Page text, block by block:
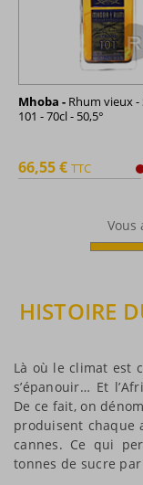
Mhoba - Rhum vieux -
101 - 70cl - 50,5°
66,55 € TTC
Vous
HISTOIRE
Là où le climat est
s’épanouir… Et
De ce fait, on
produisent chaque
cannes. Ce qui
tonnes de sucre